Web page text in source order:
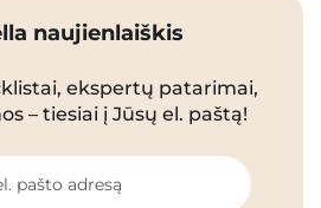
naujienlaiškis
ekspertų patarimai,
– tiesiai į Jūsų el. paštą!
pašto adresą